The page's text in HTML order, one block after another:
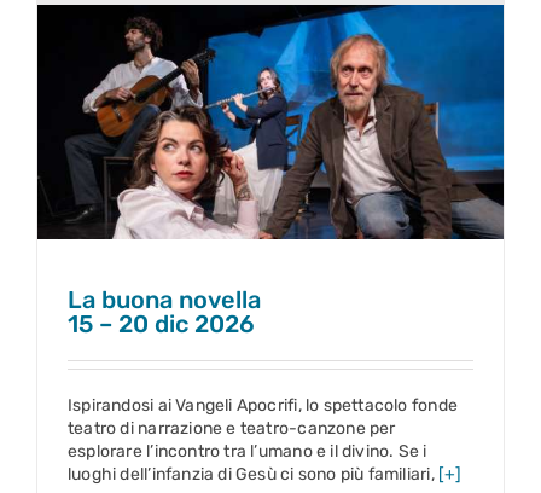
La buona novella
15 – 20 dic 2026
La buona novella
15 – 20 dic 2026
Ispirandosi ai Vangeli Apocrifi, lo spettacolo fonde
teatro di narrazione e teatro-canzone per
esplorare l’incontro tra l’umano e il divino. Se i
luoghi dell’infanzia di Gesù ci sono più familiari, [+]